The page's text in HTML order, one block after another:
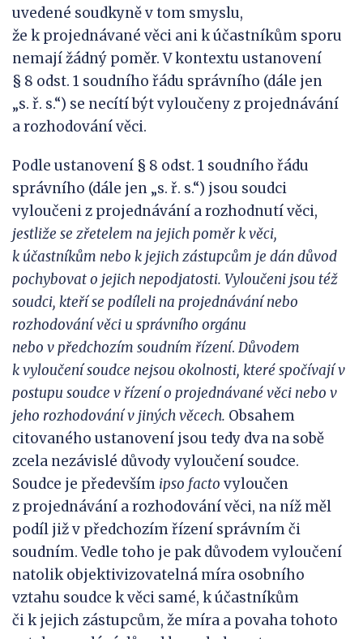
uvedené soudkyně v tom smyslu,
že k projednávané věci ani k účastníkům sporu
nemají žádný poměr. V kontextu ustanovení
§ 8 odst. 1 soudního řádu správního (dále jen
„s. ř. s.“) se necítí být vyloučeny z projednávání
a rozhodování věci.
Podle ustanovení § 8 odst. 1 soudního řádu
správního (dále jen „s. ř. s.“) jsou soudci
vyloučeni z projednávání a rozhodnutí věci,
jestliže se zřetelem na jejich poměr kvěci,
k účastníkům nebo k jejich zástupcům je dán důvod
pochybovat o jejich nepodjatosti. Vyloučeni jsou též
soudci, kteří se podíleli na projednávání nebo
rozhodování věci u správního orgánu
nebo vpředchozím soudním řízení. Důvodem
kvyloučení soudce nejsou okolnosti, které spočívají v
postupu soudce v řízení o projednávané věci nebo v
jeho rozhodování v jiných věcech. Obsahem
citovaného ustanovení jsou tedy dva na sobě
zcela nezávislé důvody vyloučení soudce.
Soudce je především ipso facto vyloučen
z projednávání a rozhodování věci, na níž měl
podíl již v předchozím řízení správním či
soudním. Vedle toho je pak důvodem vyloučení
natolik objektivizovatelná míra osobního
vztahu soudce k věci samé, k účastníkům
či k jejich zástupcům, že míra a povaha tohoto